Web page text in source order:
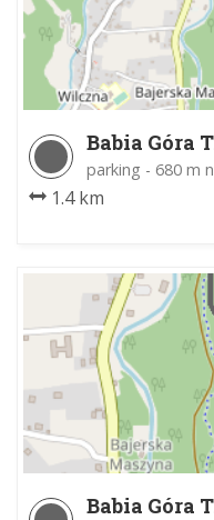
Babia Góra
parking - 680 m
1.4 km
Babia Góra